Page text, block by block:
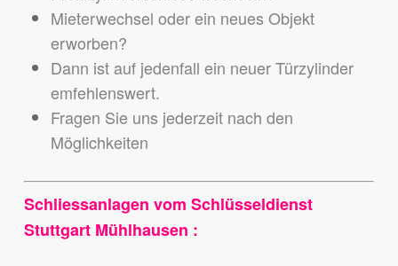
Mieterwechsel oder ein neues Objekt
erworben?
Dann ist auf jedenfall ein neuer Türzylinder
emfehlenswert.
Fragen Sie uns jederzeit nach den
Möglichkeiten
Schliessanlagen vom Schlüsseldienst
Stuttgart Mühlhausen :